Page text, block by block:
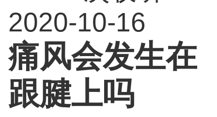
2020-10-16
痛风会发生在
跟腱上吗